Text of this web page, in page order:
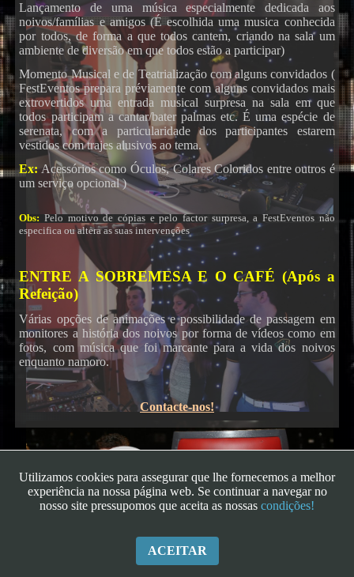
DJs
Karaoke
Lançamento de uma música especialmente dedicada aos
noivos/famílias e amigos (É escolhida uma musica conhecida
por todos, de forma a que todos cantem, criando na sala um
ambiente de diversão em que todos estão a participar)
Momento Musical e de Teatrialização com alguns convidados (
FestEventos prepara préviamente com alguns convidados mais
extrovertidos uma entrada musical surpresa na sala em que
todos participam a cantar/bater palmas etc. É uma espécie de
serenata, com a particularidade dos participantes estarem
vestidos com trajes alusivos ao tema.
Ex:Acessórios como Óculos, Colares Coloridos entre outros é
um serviço opcional )
Obs: Pelo motivo de cópias e pelo factor surpresa, a FestEventos não
especifica ou altera as suas intervenções
ENTRE A SOBREMESA E O CAFÉ (Após a
Refeição)
Várias opções de animações e possibilidade de passagem em
monitores a história dos noivos por forma de vídeos como em
fotos, com música que foi marcante para a vida dos noivos
enquanto namoro.
Contacte-nos!
FestEventos - Este é o Teu Momento
Utilizamos cookies para assegurar que lhe fornecemos a melhor
experiência na nossa página web. Se continuar a navegar no
nosso site pressupomos que aceita as nossas condições!
ACEITAR